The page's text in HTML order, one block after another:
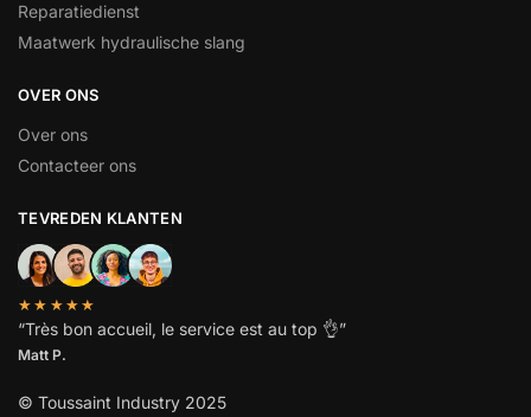
Reparatiedienst
Maatwerk hydraulische slang
OVER ONS
Over ons
Contacteer ons
TEVREDEN KLANTEN
★★★★★
“Très bon accueil, le service est au top 👌”
Matt P.
© Toussaint Industry 2025